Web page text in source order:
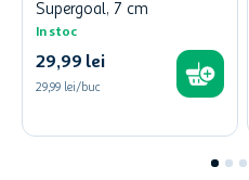
Supergoal, 7 cm
In stoc
29,99 lei
29,99 lei/buc